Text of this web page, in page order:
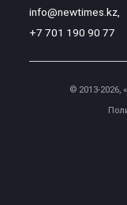
info@newtimes.kz,
+7 701 190 90 77
© 2013-2026,